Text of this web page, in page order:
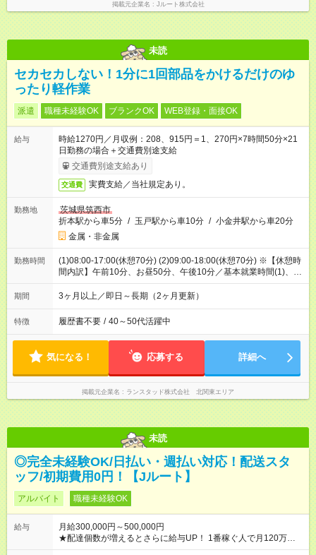
掲載元企業名 Jルート株式会社
未読
セカセカしない！1分に1回部品をかけるだけのゆ
ったり軽作業
派遣 職種未経験OK ブランクOK WEB登録・面接OK
給与
時給1270円／月収例：208、915円＝1、270円×7時間50分×21
日勤務の場合＋交通費別途支給
交通費別途支給あり
交通費 実費支給／当社規定あり。
勤務地
茨城県筑西市
折本駅から車5分 / 玉戸駅から車10分 / 小金井駅から車20分
金属・非金属
勤務時間
(1)08:00-17:00(休憩70分) (2)09:00-18:00(休憩70分) ※【休憩時
間内訳】午前10分、お昼50分、午後10分／基本就業時間(1)、稀
に就業時間(2)でのお仕事
期間 3ヶ月以上／即日～長期（2ヶ月更新）
特徴 履歴書不要 / 40～50代活躍中
気になる！ 応募する 詳細へ
掲載元企業名 ランスタッド株式会社 北関東エリア
未読
◎完全未経験OK/日払い・週払い対応！配送スタ
ッフ/初期費用0円！【Jルート】
アルバイト 職種未経験OK
給与
月給300,000円～500,000円
★配達個数が増えるとさらに給与UP！ 1番稼ぐ人で月120万ほ
ど！ ・主要都市エリア 月収55万円／週5日稼働 月収65万~112